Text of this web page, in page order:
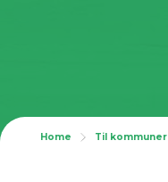
Home Til kommuner